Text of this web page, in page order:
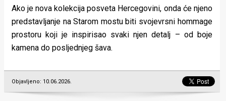
Ako je nova kolekcija posveta Hercegovini, onda će njeno
predstavljanje na Starom mostu biti svojevrsni hommage
prostoru koji je inspirisao svaki njen detalj – od boje
kamena do posljednjeg šava.
Objavljeno: 10.06.2026.